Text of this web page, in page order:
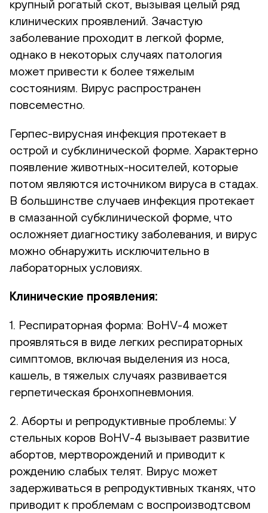
крупный рогатый скот, вызывая целый ряд
клинических проявлений. Зачастую
заболевание проходит в легкой форме,
однако в некоторых случаях патология
может привести к более тяжелым
состояниям. Вирус распространен
повсеместно.
Герпес-вирусная инфекция протекает в
острой и субклинической форме. Характерно
появление животных-носителей, которые
потом являются источником вируса в стадах.
В большинстве случаев инфекция протекает
в смазанной субклинической форме, что
осложняет диагностику заболевания, и вирус
можно обнаружить исключительно в
лабораторных условиях.
Клинические проявления:
1. Респираторная форма: BoHV-4 может
проявляться в виде легких респираторных
симптомов, включая выделения из носа,
кашель, в тяжелых случаях развивается
герпетическая бронхопневмония.
2. Аборты и репродуктивные проблемы: У
стельных коров BoHV-4 вызывает развитие
абортов, мертворождений и приводит к
рождению слабых телят. Вирус может
задерживаться в репродуктивных тканях, что
приводит к проблемам с воспроизводтсвом